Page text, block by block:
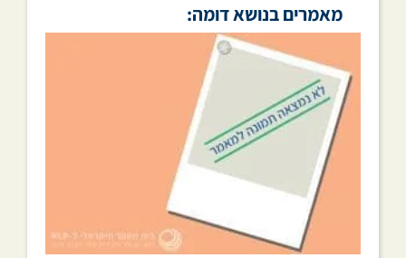
מאמרים בנושא דומה: